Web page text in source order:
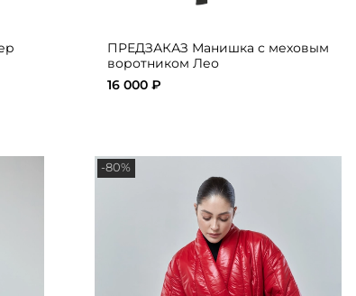
ПРЕДЗАКАЗ Манишка с меховым
воротником Лео
16 000 ₽
-80%